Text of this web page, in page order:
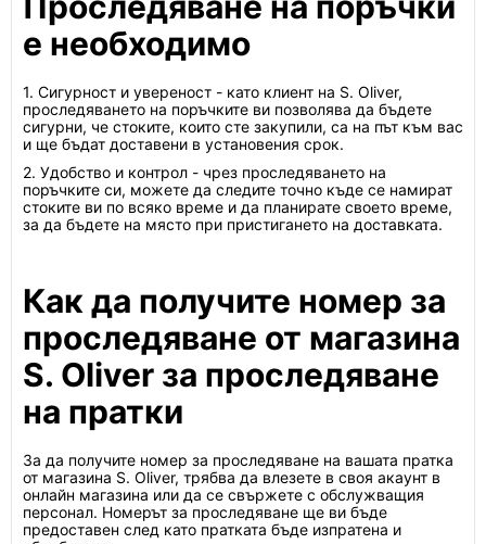
е необходимо
1. Сигурност и увереност - като клиент на S. Oliver,
проследяването на поръчките ви позволява да бъдете
сигурни, че стоките, които сте закупили, са на път към вас
и ще бъдат доставени в установения срок.
2. Удобство и контрол - чрез проследяването на
поръчките си, можете да следите точно къде се намират
стоките ви по всяко време и да планирате своето време,
за да бъдете на място при пристигането на доставката.
Как да получите номер за
проследяване от магазина
S. Oliver за проследяване
на пратки
За да получите номер за проследяване на вашата пратка
от магазина S. Oliver, трябва да влезете в своя акаунт в
онлайн магазина или да се свържете с обслужващия
персонал. Номерът за проследяване ще ви бъде
предоставен след като пратката бъде изпратена и